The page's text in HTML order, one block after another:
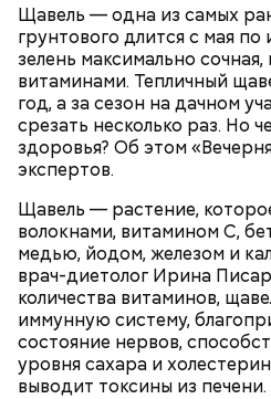
Щавель — одна из самых
грунтового длится с мая
зелень максимально
витаминами. Тепличный
год, а за сезон на дачном
срезать несколько раз. Но
здоровья? Об этом
экспертов.
Щавель — растение,
волокнами, витамином С,
медью, йодом, железом и
врач-диетолог Ирина
количества витаминов,
иммунную систему,
состояние нервов,
уровня сахара и
выводит токсины из печени.
ЗДОРОВЬЕ ВРАЧИ
ПРОДУКТЫ